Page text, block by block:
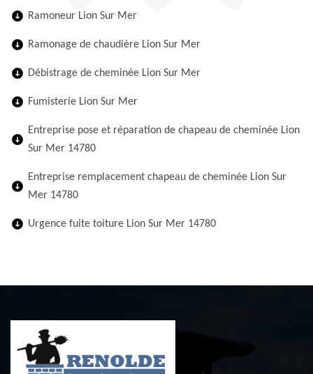
Ramoneur Lion Sur Mer
Ramonage de chaudière Lion Sur Mer
Débistrage de cheminée Lion Sur Mer
Fumisterie Lion Sur Mer
Entreprise pose et réparation de chapeau de cheminée Lion
Sur Mer 14780
Entreprise remplacement chapeau de cheminée Lion Sur
Mer 14780
Urgence fuite toiture Lion Sur Mer 14780